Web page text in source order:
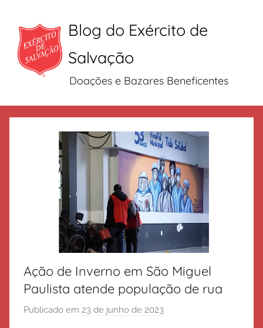
Blog do Exército de
Salvação
Doações e Bazares Beneficentes
Ação de Inverno em São Miguel
Paulista atende população de rua
Publicado em 23 de junho de 2023